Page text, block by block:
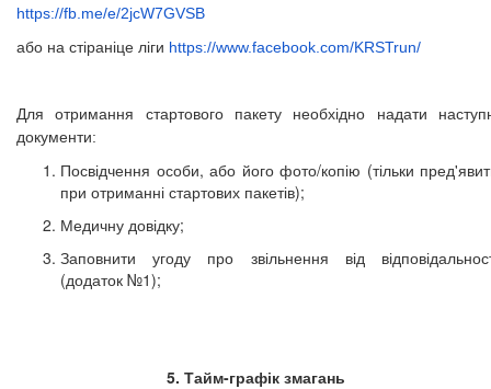
https://fb.me/e/2jcW7GVSB
або на стіраніце ліги https://www.facebook.com/KRSTrun/
Для отримання стартового пакету необхідно надати
документи:
Посвідчення особи, або його фото/копію (тільки
при отриманні стартових пакетів);
Медичну довідку;
Заповнити угоду про звільнення від
(додаток №1);
5. Тайм-графік змагань